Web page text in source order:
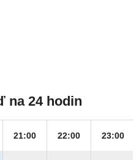
na 24 hodin
21:00 22:00 23:00